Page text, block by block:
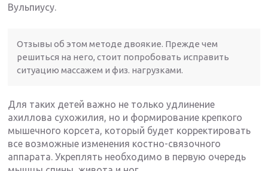
Вульпиусу.
Отзывы об этом методе двоякие. Прежде чем
решиться на него, стоит попробовать исправить
ситуацию массажем и физ. нагрузками.
Для таких детей важно не только удлинение
ахиллова сухожилия, но и формирование крепкого
мышечного корсета, который будет корректировать
все возможные изменения костно-связочного
аппарата. Укреплять необходимо в первую очередь